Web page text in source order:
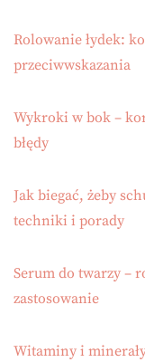
Rolowanie łydek:
przeciwwskazania
Wykroki w bok –
błędy
Jak biegać, żeby
techniki i porady
Serum do twarzy –
zastosowanie
Witaminy i